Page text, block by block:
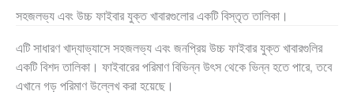
সহজলভ্য এবং উচ্চ ফাইবার যুক্ত খাবারগুলোর একটি বিস্তৃত তালিকা।
এটি সাধারণ খাদ্যাভ্যাসে সহজলভ্য এবং জনপ্রিয় উচ্চ ফাইবার যুক্ত খাবারগুলির
একটি বিশদ তালিকা। ফাইবারের পরিমাণ বিভিন্ন উৎস থেকে ভিন্ন হতে পারে, তবে
এখানে গড় পরিমাণ উল্লেখ করা হয়েছে।